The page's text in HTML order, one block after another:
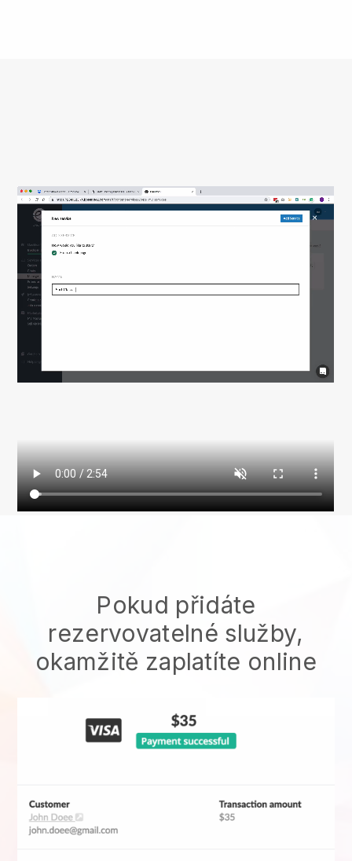
Pokud přidáte
rezervovatelné služby,
okamžitě zaplatíte online